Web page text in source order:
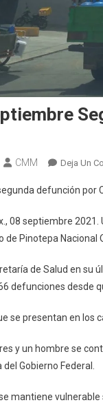
CMM Deja Un
defunción por
08 septiembre
de Pinotepa Nacional
de Salud en su
defunciones desde
se presentan en los
y un hombre se
Gobierno Federal.
mantiene